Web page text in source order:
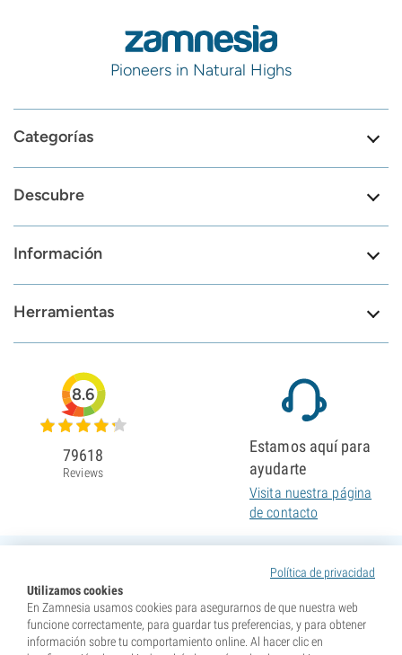
Pioneers in Natural Highs
Categorías
Descubre
Información
Herramientas
Política de privacidad
Utilizamos cookies
En Zamnesia usamos cookies para asegurarnos de que nuestra web
funcione correctamente, para guardar tus preferencias, y para obtener
información sobre tu comportamiento online. Al hacer clic en
8.6
79618
Reviews
Estamos aquí para
ayudarte
Visita nuestra página
de contacto